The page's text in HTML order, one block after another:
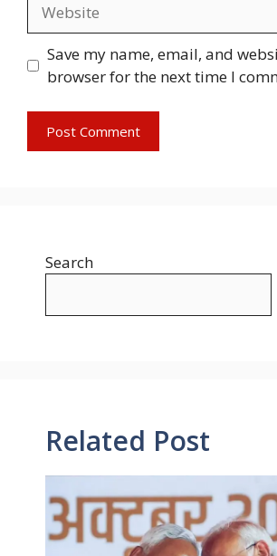
Save my name, email, and
browser for the next time I
Search
Related Post